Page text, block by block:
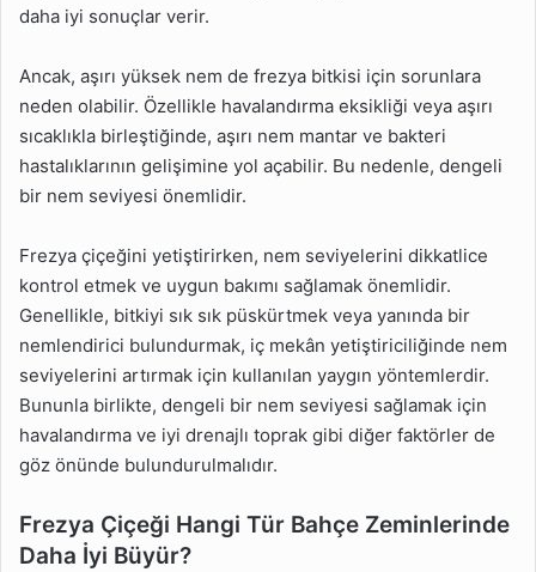
daha iyi sonuçlar verir.
Ancak, aşırı yüksek nem de frezya bitkisi için sorunlara
neden olabilir. Özellikle havalandırma eksikliği veya aşırı
sıcaklıkla birleştiğinde, aşırı nem mantar ve bakteri
hastalıklarının gelişimine yol açabilir. Bu nedenle, dengeli
bir nem seviyesi önemlidir.
Frezya çiçeğini yetiştirirken, nem seviyelerini dikkatlice
kontrol etmek ve uygun bakımı sağlamak önemlidir.
Genellikle, bitkiyi sık sık püskürtmek veya yanında bir
nemlendirici bulundurmak, iç mekân yetiştiriciliğinde nem
seviyelerini artırmak için kullanılan yaygın yöntemlerdir.
Bununla birlikte, dengeli bir nem seviyesi sağlamak için
havalandırma ve iyi drenajlı toprak gibi diğer faktörler de
göz önünde bulundurulmalıdır.
Frezya Çiçeği Hangi Tür Bahçe Zeminlerinde
Daha İyi Büyür?